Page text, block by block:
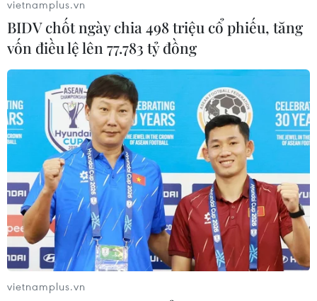
#Algeria
#Mùa xuân Arab
#Tổng thống Abdelaziz Bouteflika
#Ai Cập
#Tunisia
Algeria
Theo dõi VietnamPlus
vietnamplus.vn
BIDV chốt ngày chia 498 triệu cổ phiếu, tăng
vốn điều lệ lên 77.783 tỷ đồng
vietnamplus.vn